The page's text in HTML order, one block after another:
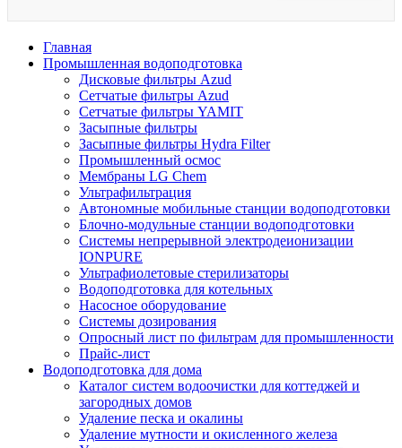
Главная
Промышленная водоподготовка
Дисковые фильтры Azud
Сетчатые фильтры Azud
Сетчатые фильтры YAMIT
Засыпные фильтры
Засыпные фильтры Hydra Filter
Промышленный осмос
Мембраны LG Chem
Ультрафильтрация
Автономные мобильные станции водоподготовки
Блочно-модульные станции водоподготовки
Системы непрерывной электродеионизации
IONPURE
Ультрафиолетовые стерилизаторы
Водоподготовка для котельных
Насосное оборудование
Системы дозирования
Опросный лист по фильтрам для промышленности
Прайс-лист
Водоподготовка для дома
Каталог систем водоочистки для коттеджей и
загородных домов
Удаление песка и окалины
Удаление мутности и окисленного железа